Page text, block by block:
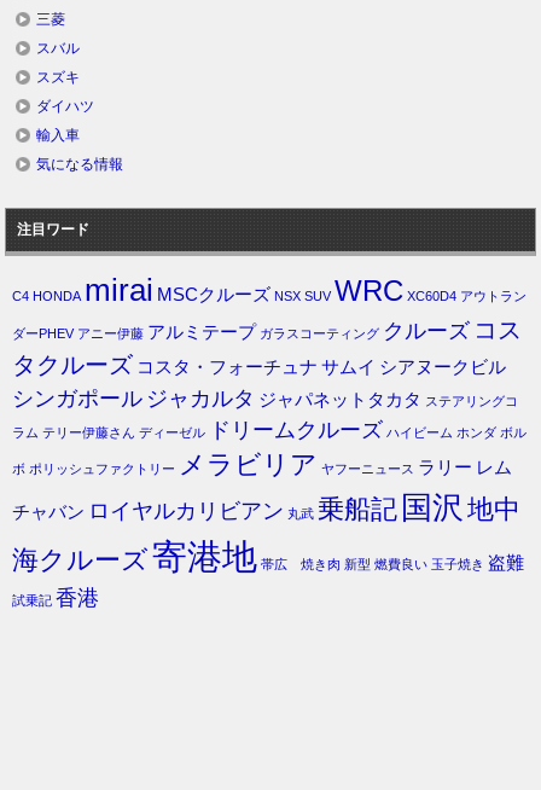
三菱
スバル
スズキ
ダイハツ
輸入車
気になる情報
注目ワード
C4 HONDA mirai MSCクルーズ NSX SUV WRC XC60D4 アウトラン
ダーPHEV アニー伊藤 アルミテープ ガラスコーティング クルーズ コス
タクルーズ コスタ・フォーチュナ サムイ シアヌークビル
シンガポール ジャカルタ ジャパネットタカタ ステアリングコ
ラム テリー伊藤さん ディーゼル ドリームクルーズ ハイビーム ホンダ ボル
ボ ポリッシュファクトリー メラビリア ヤフーニュース ラリー レム
チャバン ロイヤルカリビアン 丸武 乗船記 国沢 地中
海クルーズ寄港地 帯広 焼き肉 新型 燃費良い 玉子焼き 盗難
試乗記 香港